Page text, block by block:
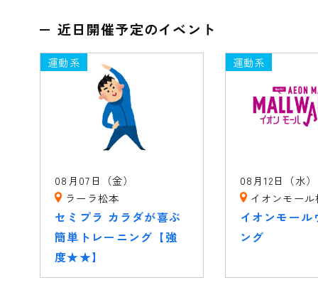
近日開催予定のイベント
運動系
08月07日（金）
ラーラ松本
セミプラ カラダが喜ぶ
簡単トレーニング【強
度★★】
運動系
08月12日（水）
イオンモール
イオンモール
ング